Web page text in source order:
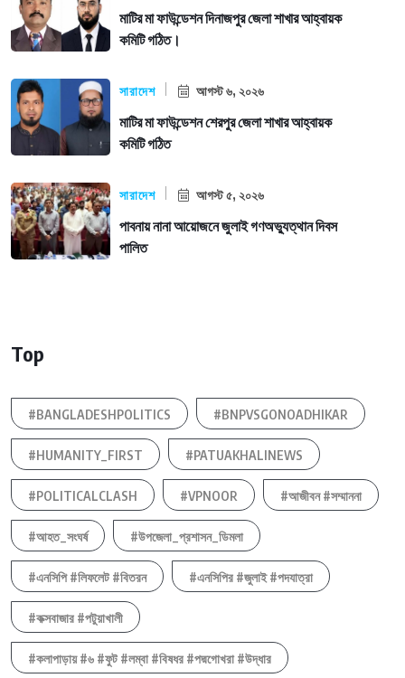
মাটির মা ফাউন্ডেশন দিনাজপুর জেলা শাখার আহ্বায়ক
কমিটি গঠিত।
সারাদেশ আগস্ট ৬, ২০২৬
মাটির মা ফাউন্ডেশন শেরপুর জেলা শাখার আহ্বায়ক
কমিটি গঠিত
সারাদেশ আগস্ট ৫, ২০২৬
পাবনায় নানা আয়োজনে জুলাই গণঅভ্যুত্থান দিবস
পালিত
Top
#BANGLADESHPOLITICS #BNPVSGONOADHIKAR
#HUMANITY_FIRST #PATUAKHALINEWS
#POLITICALCLASH #VPNOOR #আজীবন #সম্মাননা
#আহত_সংঘর্ষ #উপজেলা_প্রশাসন_ডিমলা
#এনসিপি #লিফলেট #বিতরন #এনসিপির #জুলাই #পদযাত্রা
#কক্সবাজার #পটুয়াখালী
#কলাপাড়ায় #৬ #ফুট #লম্বা #বিষধর #পদ্মগোখরা #উদ্ধার